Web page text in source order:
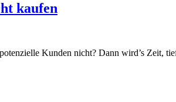
kaufen
Kunden nicht? Dann wird’s Zeit,